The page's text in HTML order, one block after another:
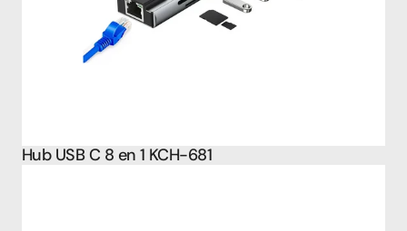
Hub USB C 8 en 1 KCH-681